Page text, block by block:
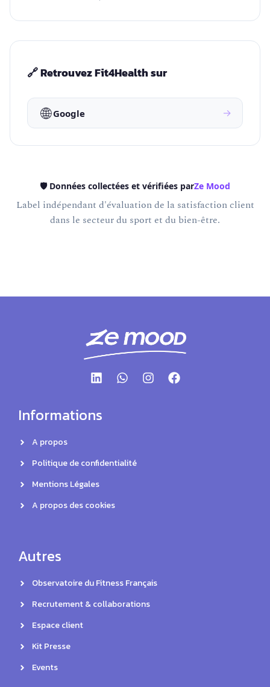
🔗 Retrouvez Fit4Health sur
🌐 Google →
🛡️ Données collectées et vérifiées parZe Mood
Label indépendant d'évaluation de la satisfaction client
dans le secteur du sport et du bien-être.
Informations
A propos
Politique de confidentialité
Mentions Légales
A propos des cookies
Autres
Observatoire du Fitness Français
Recrutement & collaborations
Espace client
Kit Presse
Events